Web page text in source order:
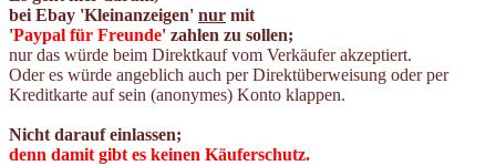
bei Ebay 'Kleinanzeigen' nur mit
'Paypal für Freunde' zahlen zu sollen;
nur das würde beim Direktkauf vom Verkäufer akzeptiert.
Oder es würde angeblich auch per Direktüberweisung oder per
Kreditkarte auf sein (anonymes) Konto klappen.
Nicht darauf einlassen;
denn damit gibt es keinen Käuferschutz.